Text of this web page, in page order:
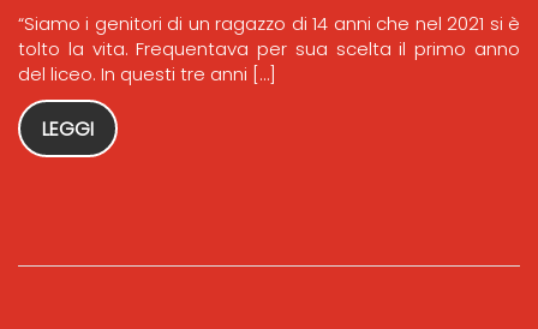
“Siamo i genitori di un ragazzo di 14 anni che nel 2021 si è
tolto la vita. Frequentava per sua scelta il primo anno
del liceo. In questi tre anni […]
LEGGI